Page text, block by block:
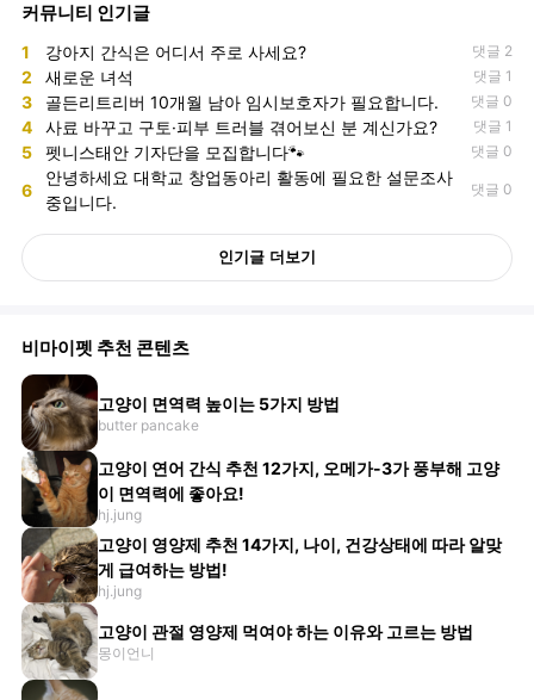
커뮤니티 인기글
1 강아지 간식은 어디서 주로 사세요? 댓글 2
2 새로운 녀석 댓글 1
3 골든리트리버 10개월 남아 임시보호자가 필요합니다. 댓글 0
4 사료 바꾸고 구토·피부 트러블 겪어보신 분 계신가요? 댓글 1
5 펫니스태안 기자단을 모집합니다🐾 댓글 0
6
안녕하세요 대학교 창업동아리 활동에 필요한 설문조사
중입니다.
댓글 0
인기글 더보기
비마이펫 추천 콘텐츠
고양이 면역력 높이는 5가지 방법
butter pancake
고양이 연어 간식 추천 12가지, 오메가-3가 풍부해 고양
이 면역력에 좋아요!
hj.jung
고양이 영양제 추천 14가지, 나이, 건강상태에 따라 알맞
게 급여하는 방법!
hj.jung
고양이 관절 영양제 먹여야 하는 이유와 고르는 방법
몽이언니